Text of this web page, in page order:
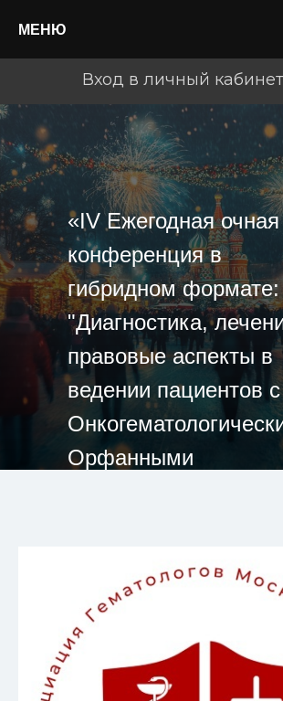
МЕНЮ
Вход в личный кабинет
«IV Ежегодная очная
конференция в
гибридном формате:
"Диагностика,
правовые аспекты в
ведении пациентов с
Орфанными